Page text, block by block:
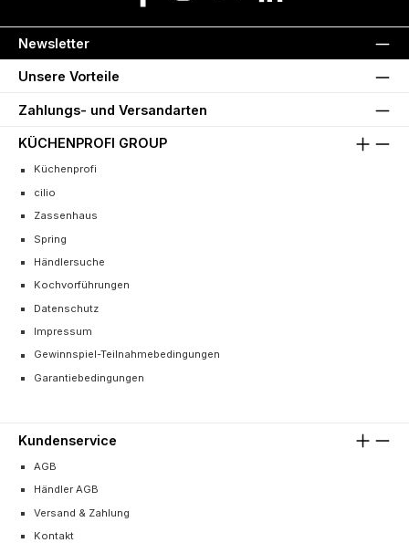
Newsletter
Unsere Vorteile
Zahlungs- und Versandarten
KÜCHENPROFI GROUP
Küchenprofi
cilio
Zassenhaus
Spring
Händlersuche
Kochvorführungen
Datenschutz
Impressum
Gewinnspiel-Teilnahmebedingungen
Garantiebedingungen
Kundenservice
AGB
Händler AGB
Versand & Zahlung
Kontakt